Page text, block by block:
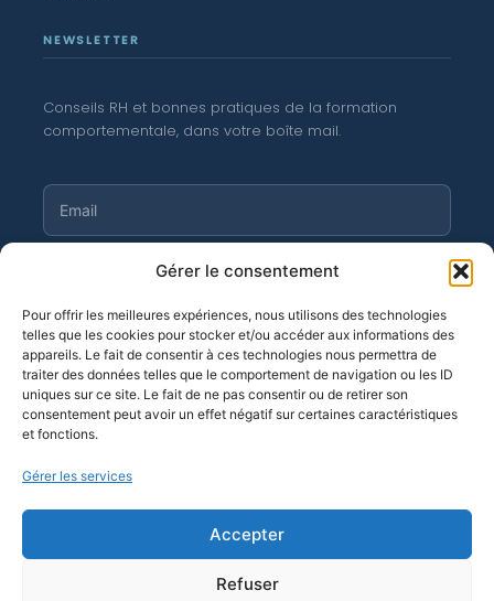
Gérer le consentement
Pour offrir les meilleures expériences, nous utilisons des technologies
telles que les cookies pour stocker et/ou accéder aux informations des
appareils. Le fait de consentir à ces technologies nous permettra de
traiter des données telles que le comportement de navigation ou les ID
uniques sur ce site. Le fait de ne pas consentir ou de retirer son
consentement peut avoir un effet négatif sur certaines caractéristiques
et fonctions.
Gérer les services
Accepter
Refuser
NEWSLETTER
Conseils RH et bonnes pratiques de la formation
comportementale, dans votre boîte mail.
S'abonner
©Moortgat 2026· OF n° 11 94 04 256 94